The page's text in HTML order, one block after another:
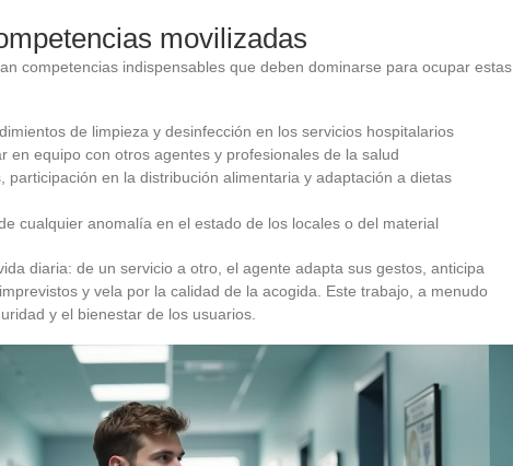
movilizadas
competencias indispensables que deben dominarse para ocupar estas
de limpieza y desinfección en los servicios hospitalarios
en equipo con otros agentes y profesionales de la salud
participación en la distribución alimentaria y adaptación a dietas
cualquier anomalía en el estado de los locales o del material
diaria: de un servicio a otro, el agente adapta sus gestos, anticipa
y vela por la calidad de la acogida. Este trabajo, a menudo
y el bienestar de los usuarios.